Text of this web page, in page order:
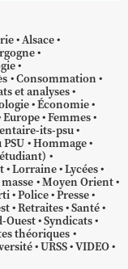
Alsace
Consommation
et analyses
Économie
Europe Femmes
its-psu
Hommage
Lorraine Lycées
Moyen Orient
Police Presse
Retraites Santé
Ouest Syndicats
théoriques
URSS VIDEO